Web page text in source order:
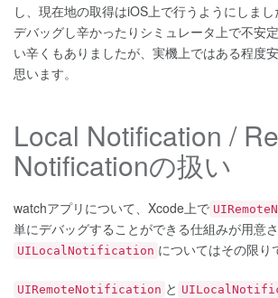
し、現在地の取得はiOS上で行うようにしまし
デバッグし辛かったりシミュレータ上で不安
い辛くもありましたが、実機上ではある程度
思います。
Local Notification /
Notificationの扱い
watchアプリについて、Xcode上で
単にデバッグすることができる仕組みが用意さ
UILocalNotification についてはその限り
UIRemoteNotification と